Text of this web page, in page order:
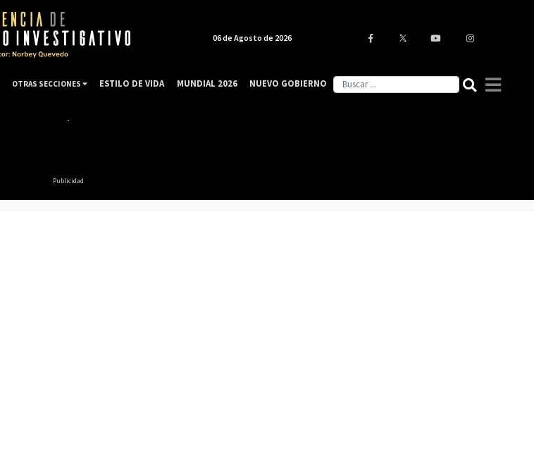
Publicidad
06 de Agosto de 2026
OTRAS SECCIONES ESTILO DE VIDA MUNDIAL 2026 NUEVO GOBIERNO